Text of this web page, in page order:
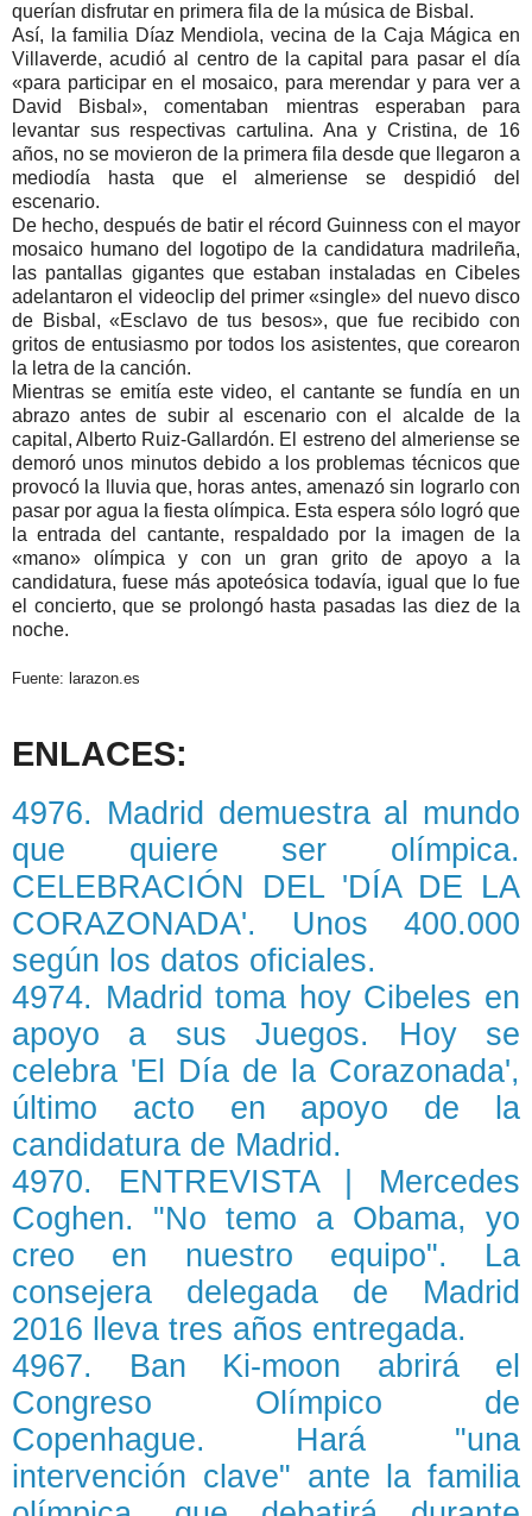
querían disfrutar en primera fila de la música de Bisbal.
Así, la familia Díaz Mendiola, vecina de la Caja Mágica en
Villaverde, acudió al centro de la capital para pasar el día
«para participar en el mosaico, para merendar y para ver a
David Bisbal», comentaban mientras esperaban para
levantar sus respectivas cartulina. Ana y Cristina, de 16
años, no se movieron de la primera fila desde que llegaron a
mediodía hasta que el almeriense se despidió del
escenario.
De hecho, después de batir el récord Guinness con el mayor
mosaico humano del logotipo de la candidatura madrileña,
las pantallas gigantes que estaban instaladas en Cibeles
adelantaron el videoclip del primer «single» del nuevo disco
de Bisbal, «Esclavo de tus besos», que fue recibido con
gritos de entusiasmo por todos los asistentes, que corearon
la letra de la canción.
Mientras se emitía este video, el cantante se fundía en un
abrazo antes de subir al escenario con el alcalde de la
capital, Alberto Ruiz-Gallardón. El estreno del almeriense se
demoró unos minutos debido a los problemas técnicos que
provocó la lluvia que, horas antes, amenazó sin lograrlo con
pasar por agua la fiesta olímpica. Esta espera sólo logró que
la entrada del cantante, respaldado por la imagen de la
«mano» olímpica y con un gran grito de apoyo a la
candidatura, fuese más apoteósica todavía, igual que lo fue
el concierto, que se prolongó hasta pasadas las diez de la
noche.
Fuente: larazon.es
ENLACES:
4976. Madrid demuestra al mundo
que quiere ser olímpica.
CELEBRACIÓN DEL 'DÍA DE LA
CORAZONADA'. Unos 400.000
según los datos oficiales.
4974. Madrid toma hoy Cibeles en
apoyo a sus Juegos. Hoy se
celebra 'El Día de la Corazonada',
último acto en apoyo de la
candidatura de Madrid.
4970. ENTREVISTA | Mercedes
Coghen. "No temo a Obama, yo
creo en nuestro equipo". La
consejera delegada de Madrid
2016 lleva tres años entregada.
4967. Ban Ki-moon abrirá el
Congreso Olímpico de
Copenhague. Hará "una
intervención clave" ante la familia